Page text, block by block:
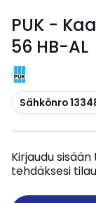
PUK -
56 HB-AL
Kopioi
Sähkönro
Kirjaudu
tehdäksesi